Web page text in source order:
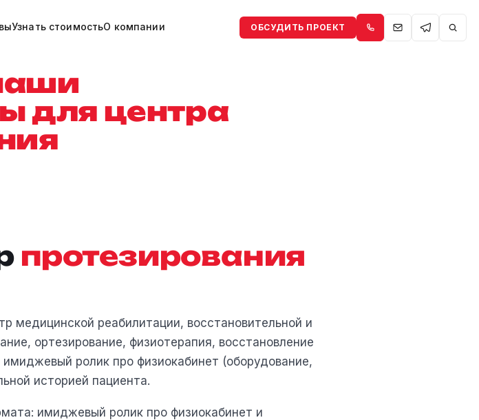
Узнать стоимостьО компании ОБСУДИТЬ ПРОЕКТ
для центра
протезирования
медицинской реабилитации, восстановительной и
ортезирование, физиотерапия, восстановление
ролик про физиокабинет (оборудование,
историей пациента.
имиджевый ролик про физиокабинет и